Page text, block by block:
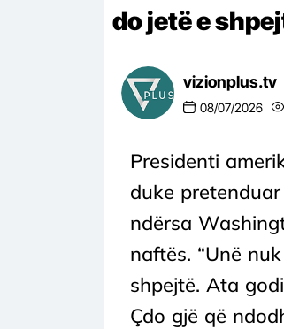
do jetë e
vizionplus.tv
08/07/2026
Presidenti
duke
ndërsa
naftës. “Unë
shpejtë. Ata
Çdo gjë që